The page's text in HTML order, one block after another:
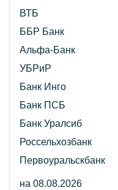
ВТБ
ББР Банк
Альфа-Банк
УБРиР
Банк Инго
Банк ПСБ
Банк Уралсиб
Россельхозбанк
Первоуральскбанк
на 08.08.2026